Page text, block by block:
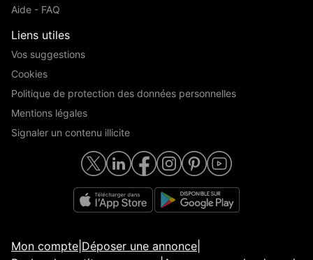
Aide - FAQ
Liens utiles
Vos suggestions
Cookies
Politique de protection des données personnelles
Mentions légales
Signaler un contenu illicite
Mon compte Déposer une annonce